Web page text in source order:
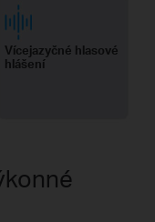
Vícejazyčné hlasové
hlášení